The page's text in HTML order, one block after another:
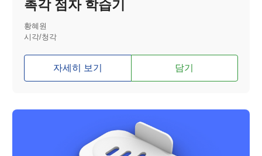
촉각 점자 학습기
황혜원
시각/청각
자세히 보기 담기